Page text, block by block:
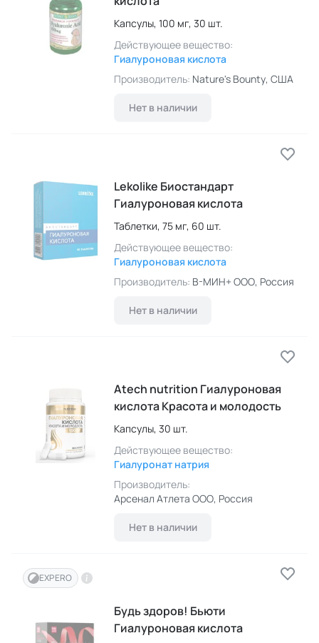
Капсулы, 100 мг, 30 шт.
Действующее вещество:
Гиалуроновая кислота
Производитель: Nature's Bounty, США
Нет в наличии
Lekolike Биостандарт
Гиалуроновая кислота
Таблетки, 75 мг, 60 шт.
Действующее вещество:
Гиалуроновая кислота
Производитель: В-МИН+ ООО, Россия
Нет в наличии
Atech nutrition Гиалуроновая
кислота Красота и молодость
Капсулы, 30 шт.
Действующее вещество:
Гиалуронат натрия
Производитель:
Арсенал Атлета ООО, Россия
Нет в наличии
EXPERO
Будь здоров! Бьюти
Гиалуроновая кислота